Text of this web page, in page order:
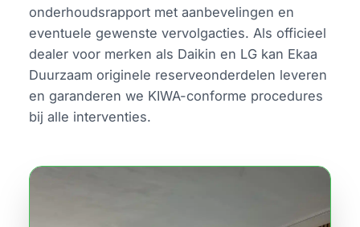
onderhoudsrapport met aanbevelingen en
eventuele gewenste vervolgacties. Als officieel
dealer voor merken als Daikin en LG kan Ekaa
Duurzaam originele reserveonderdelen leveren
en garanderen we KIWA-conforme procedures
bij alle interventies.